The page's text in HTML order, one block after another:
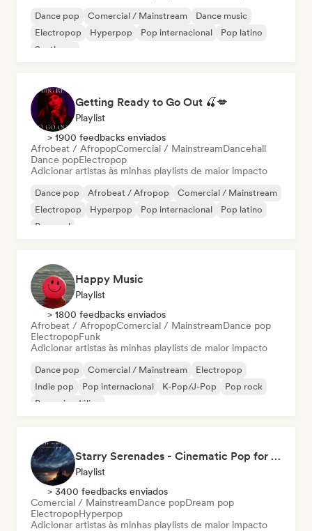
Dance pop Comercial / Mainstream
Dance music
Electropop
Hyperpop Pop internacional
Pop latino
Synthpop
Getting Ready to Go Out 🍒💋
Playlist
> 1900 feedbacks enviados
Afrobeat / AfropopComercial / MainstreamDancehall
Dance popElectropop
Adicionar artistas às minhas playlists de maior impacto
Dance pop Afrobeat / Afropop
Comercial / Mainstream
Electropop
Hyperpop Pop internacional
Pop latino
Pop soul
Happy Music
Playlist
> 1800 feedbacks enviados
Afrobeat / AfropopComercial / MainstreamDance pop
ElectropopFunk
Adicionar artistas às minhas playlists de maior impacto
Dance pop Comercial / Mainstream
Electropop
Indie pop
Pop internacional K-Pop/J-Pop
Pop rock
Pop psicodélico
Starry Serenades - Cinematic Pop for the Night Sky (by Indiemusicflix)
Playlist
> 3400 feedbacks enviados
Comercial / MainstreamDance popDream pop
ElectropopHyperpop
Adicionar artistas às minhas playlists de maior impacto